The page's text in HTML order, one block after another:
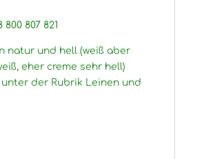
800 807 821
natur und hell (weiß aber
eher creme sehr hell)
der Rubrik Leinen und